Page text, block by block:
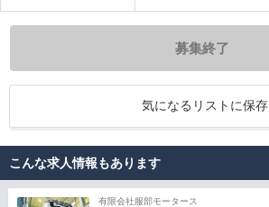
募集終了
気になるリストに保存
こんな求人情報もあります
有限会社服部モータース